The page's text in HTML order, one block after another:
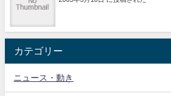
カテゴリー
ニュース・動き